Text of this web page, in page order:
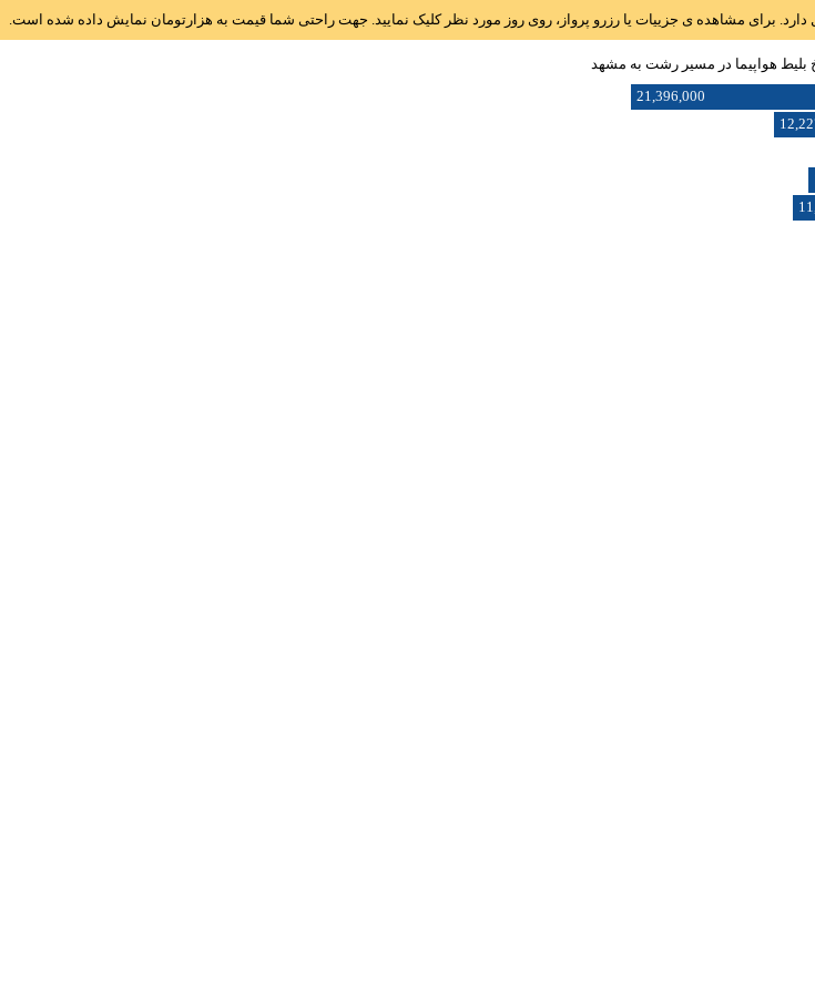
برای مشاهده ی جزییات یا رزرو پرواز، روی روز مورد نظر کلیک نمایید. جهت راحتی شما قیمت به هزارتومان نمایش داده شده است.
بلیط هواپیما در مسیر رشت به مشهد
21,396,000